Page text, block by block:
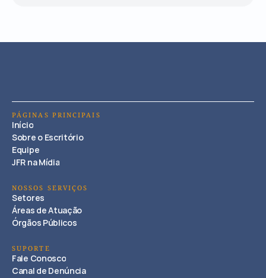
PÁGINAS PRINCIPAIS
Início
Sobre o Escritório
Equipe
JFR na Mídia
NOSSOS SERVIÇOS
Setores
Áreas de Atuação
Órgãos Públicos
SUPORTE
Fale Conosco
Canal de Denúncia